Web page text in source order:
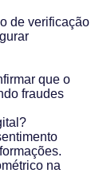
de verificação
que o
fraudes
na